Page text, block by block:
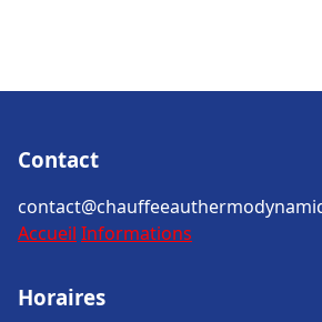
Contact
Accueil Informations
Horaires